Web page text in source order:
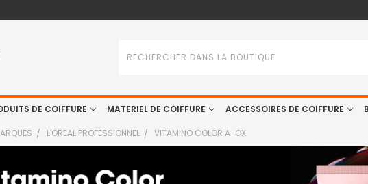
DE COIFFURE MATERIEL DE COIFFURE ACCESSOIRES DE COIFFURE
L'OREAL PROFESSIONNEL VITAMINO COLOR A-OX